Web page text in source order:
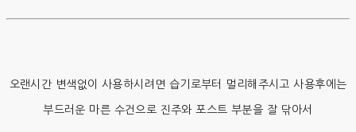
오랜시간 변색없이 사용하시려면 습기로부터 멀리해주시고 사용후에는
부드러운 마른 수건으로 진주와 포스트 부분을 잘 닦아서